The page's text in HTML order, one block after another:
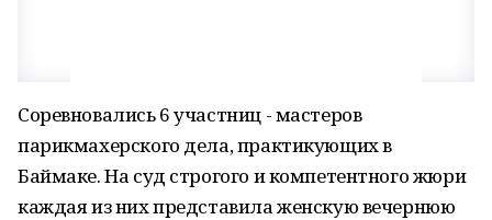
Соревновались 6 участниц - мастеров
парикмахерского дела, практикующих в
Баймаке. На суд строгого и компетентного жюри
каждая из них представила женскую вечернюю